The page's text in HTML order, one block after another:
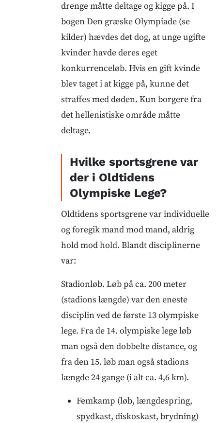
drenge måtte deltage og kigge på. I
bogen Den græske Olympiade (se
kilder) hævdes det dog, at unge ugifte
kvinder havde deres eget
konkurrenceløb. Hvis en gift kvinde
blev taget i at kigge på, kunne det
straffes med døden. Kun borgere fra
det hellenistiske område måtte
deltage.
Hvilke sportsgrene var
der i Oldtidens
Olympiske Lege?
Oldtidens sportsgrene var individuelle
og foregik mand mod mand, aldrig
hold mod hold. Blandt disciplinerne
var:
Stadionløb. Løb på ca. 200 meter
(stadions længde) var den eneste
disciplin ved de første 13 olympiske
lege. Fra de 14. olympiske lege løb
man også den dobbelte distance, og
fra den 15. løb man også stadions
længde 24 gange (i alt ca. 4,6 km).
Femkamp (løb, længdespring,
spydkast, diskoskast, brydning)